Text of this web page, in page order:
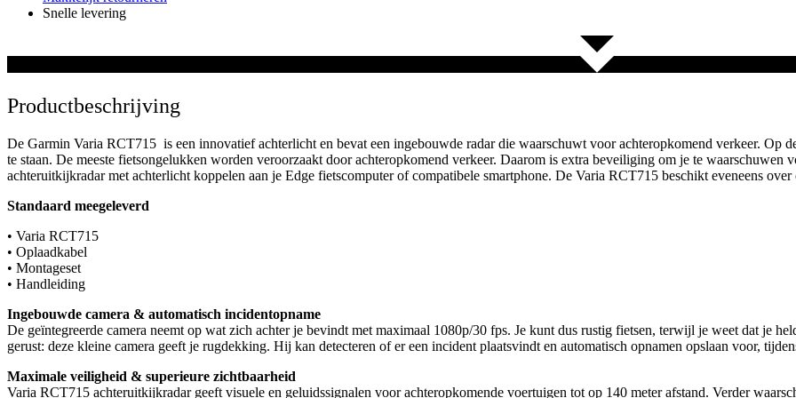
Snelle levering
Productbeschrijving
De Garmin Varia RCT715 is een innovatief achterlicht en bevat een ingebouwde radar die waarschuwt voor achteropkomend verkeer. Op
te staan. De meeste fietsongelukken worden veroorzaakt door achteropkomend verkeer. Daarom is extra beveiliging om je te waarschuwen
achteruitkijkradar met achterlicht koppelen aan je Edge fietscomputer of compatibele smartphone. De Varia RCT715 beschikt eveneens
Standaard meegeleverd
• Varia RCT715
• Oplaadkabel
• Montageset
• Handleiding
Ingebouwde camera & automatisch incidentopname
De geïntegreerde camera neemt op wat zich achter je bevindt met maximaal 1080p/30 fps. Je kunt dus rustig fietsen, terwijl je weet dat je
gerust: deze kleine camera geeft je rugdekking. Hij kan detecteren of er een incident plaatsvindt en automatisch opnamen opslaan voor,
Maximale veiligheid & superieure zichtbaarheid
Varia RCT715 achteruitkijkradar geeft visuele en geluidssignalen voor achteropkomende voertuigen tot op 140 meter afstand. Verder